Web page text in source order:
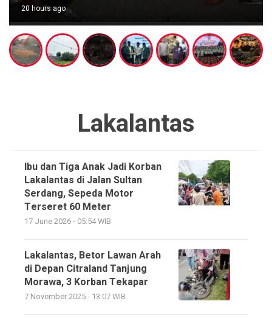
20 hours ago
Lakalantas
Ibu dan Tiga Anak Jadi Korban
Lakalantas di Jalan Sultan
Serdang, Sepeda Motor
Terseret 60 Meter
17 June 2026 - 05:54 WIB
Lakalantas, Betor Lawan Arah
di Depan Citraland Tanjung
Morawa, 3 Korban Tekapar
7 November 2025 - 13:07 WIB